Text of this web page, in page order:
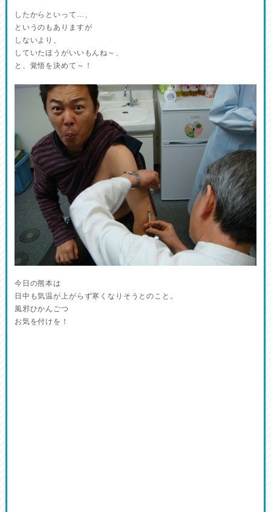
したからといって…、
というのもありますが
しないより、
していたほうがいいもんね～、
と、覚悟を決めて～！
今日の熊本は
日中も気温が上がらず寒くなりそうとのこと。
風邪ひかんごつ
お気を付けを！